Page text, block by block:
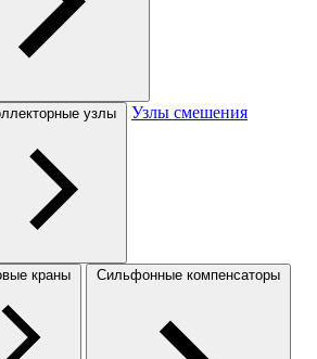
узлы Узлы смешения
краны Сильфонные компенсаторы